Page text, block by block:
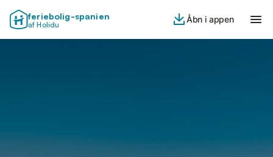
feriebolig-spanien
af Holidu
Åbn i appen